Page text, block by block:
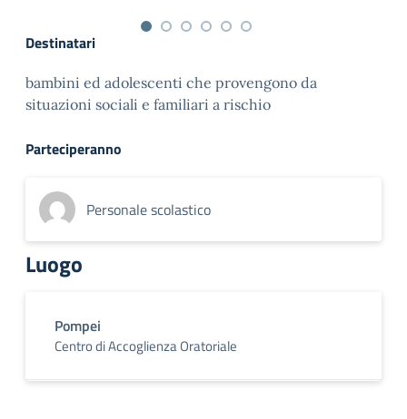
Destinatari
bambini ed adolescenti che provengono da
situazioni sociali e familiari a rischio
Parteciperanno
Personale scolastico
Luogo
Pompei
Centro di Accoglienza Oratoriale